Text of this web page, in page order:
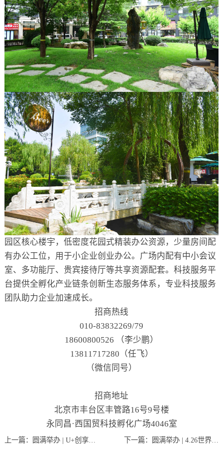
园区核心楼宇，低密度花园式精装办公资源，少量房间配
有办公工位，用于小企业创业办公。广场内配有中小会议
室、多功能厅、贵宾接待厅等共享资源配套。科技服务平
台提供全孵化产业链条创新生态服务体系，专业科技服务
团队助力企业加速成长。
招商热线
010-83832269/79
18600800526 （李少鹏）
13811717280（任飞）
（微信同号）
招商地址
北京市丰台区丰管路16号9号楼
永同昌·西国贸科技孵化广场4046室
上一篇： 圆满举办 | U+创享汇【2023】税改时代政策解读与实操策略培训会 下一篇： 圆满举办 | 4.26世界知识产权日暨知识产权宣传周——企业知识产权培育与保护线上培训会